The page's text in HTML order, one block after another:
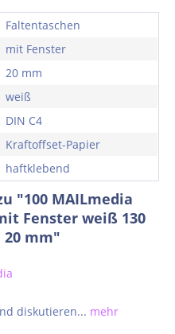
Faltentaschen
mit Fenster
20 mm
weiß
DIN C4
Kraftoffset-Papier
haftklebend
"100 MAILmedia
Fenster weiß 130
mm"
diskutieren... mehr